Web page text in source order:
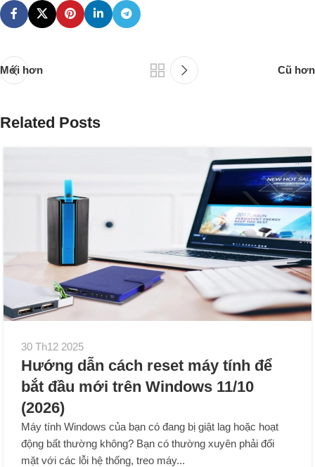
Mới hơn Cũ hơn
Related Posts
30 Th12 2025
Hướng dẫn cách reset máy tính để
bắt đầu mới trên Windows 11/10
(2026)
Máy tính Windows của bạn có đang bị giật lag hoặc hoạt
động bất thường không? Bạn có thường xuyên phải đối
mặt với các lỗi hệ thống, treo máy...